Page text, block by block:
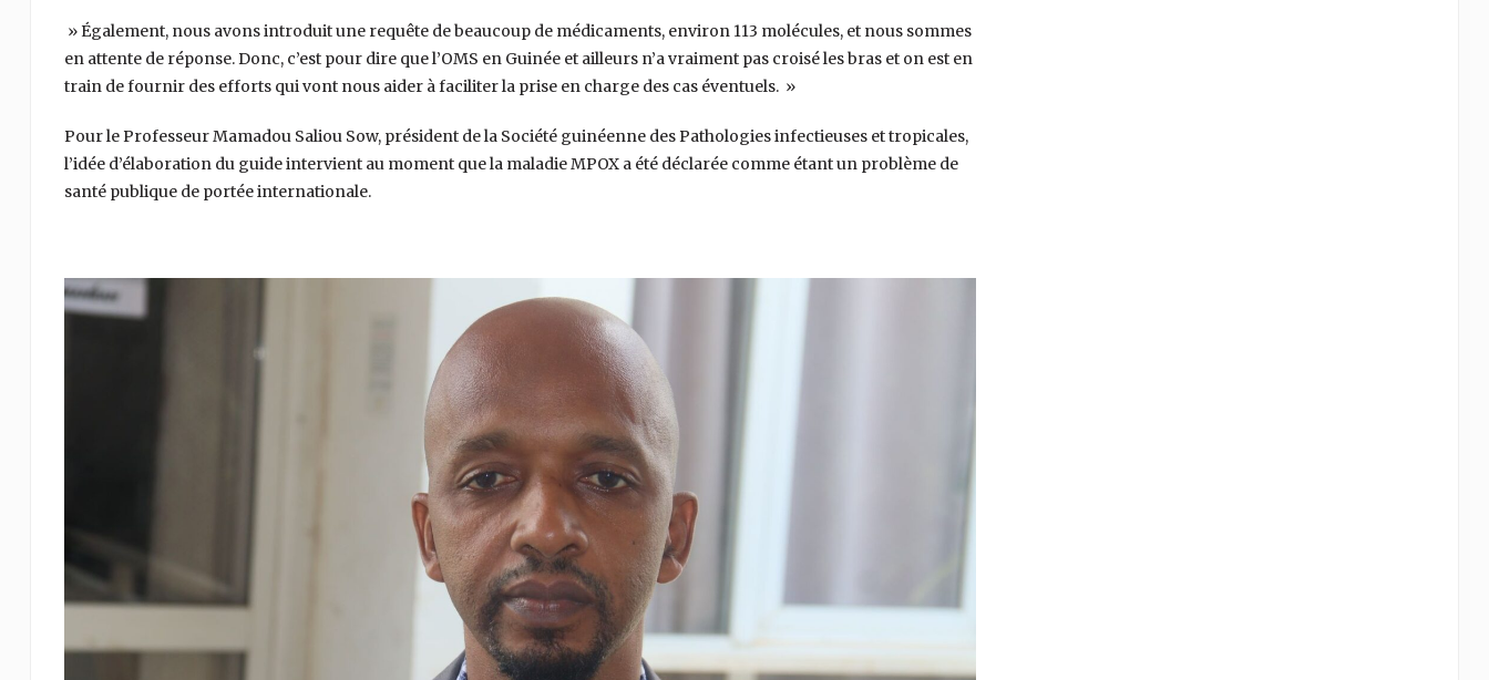
» Également, nous avons introduit une requête de beaucoup de médicaments, environ 113 molécules, et nous sommes
en attente de réponse. Donc, c’est pour dire que l’OMS en Guinée et ailleurs n’a vraiment pas croisé les bras et on est en
train de fournir des efforts qui vont nous aider à faciliter la prise en charge des cas éventuels. »
Pour le Professeur Mamadou Saliou Sow, président de la Société guinéenne des Pathologies infectieuses et tropicales,
l’idée d’élaboration du guide intervient au moment que la maladie MPOX a été déclarée comme étant un problème de
santé publique de portée internationale.